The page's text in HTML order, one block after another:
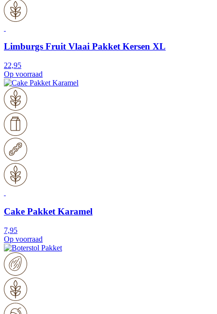
Limburgs Fruit Vlaai Pakket Kersen XL
22,95
Op voorraad
Cake Pakket Karamel
7,95
Op voorraad